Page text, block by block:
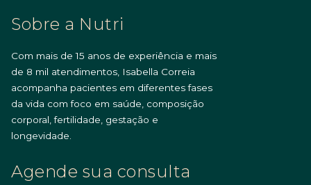
Sobre a Nutri
Com mais de 15 anos de experiência e mais
de 8 mil atendimentos, Isabella Correia
acompanha pacientes em diferentes fases
da vida com foco em saúde, composição
corporal, fertilidade, gestação e
longevidade.
Agende sua consulta